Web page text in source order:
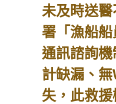
未及時送
署「漁船
通訊諮詢
計缺漏、
失，此救